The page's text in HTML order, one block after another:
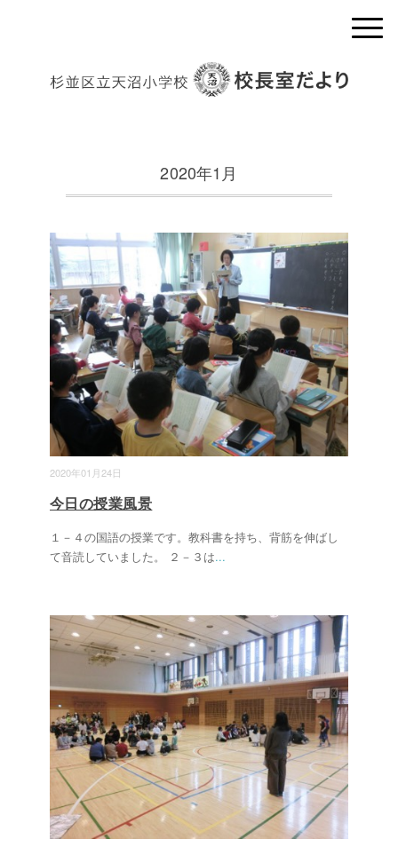
2020年1月
2020年01月24日
今日の授業風景
１－４の国語の授業です。教科書を持ち、背筋を伸ばし
て音読していました。 ２－３は...